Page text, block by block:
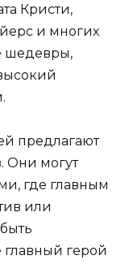
Кристи,
и многих
шедевры,
предлагают
Они могут
где главным
или
главный герой